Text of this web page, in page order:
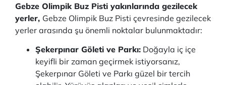
Gebze Olimpik Buz Pisti yakınlarında gezilecek
yerler, Gebze Olimpik Buz Pisti çevresinde gezilecek
yerler arasında şu önemli noktalar bulunmaktadır:
Şekerpınar Göleti ve Parkı: Doğayla iç içe
keyifli bir zaman geçirmek istiyorsanız,
Şekerpınar Göleti ve Parkı güzel bir tercih